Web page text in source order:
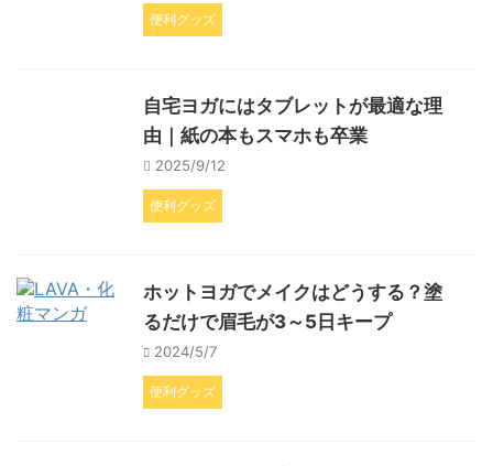
便利グッズ
自宅ヨガにはタブレットが最適な理
由｜紙の本もスマホも卒業
2025/9/12
便利グッズ
ホットヨガでメイクはどうする？塗
るだけで眉毛が3～5日キープ
2024/5/7
便利グッズ